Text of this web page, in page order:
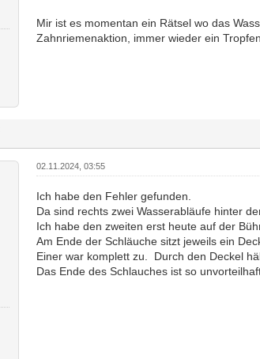
Mir ist es momentan ein Rätsel wo das
Zahnriemenaktion, immer wieder ein
02.11.2024, 03:55
Ich habe den Fehler gefunden.
Da sind rechts zwei Wasserabläufe hinter
Ich habe den zweiten erst heute auf der
Am Ende der Schläuche sitzt jeweils ein
Einer war komplett zu. Durch den Deckel
Das Ende des Schlauches ist so